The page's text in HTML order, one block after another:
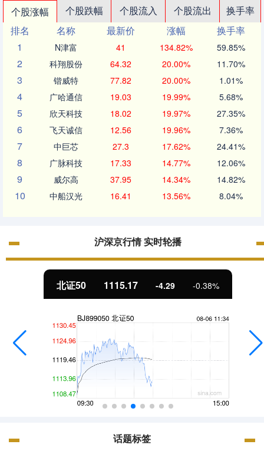
个股涨幅 个股跌幅 个股流入 个股流出
换手率
排名
名称 最新价 涨幅
换手率
1
N津富 41 134.82% 59.85%
2 科翔股份 64.32 20.00% 11.70%
3 锴威特 77.82 20.00% 1.01%
4 广哈通信 19.03 19.99% 5.68%
5 欣天科技 18.02 19.97% 27.35%
6 飞天诚信 12.56 19.96% 7.36%
7 中巨芯 27.3 17.62% 24.41%
8 广脉科技 17.33 14.77% 12.06%
9 威尔高 37.95 14.34% 14.82%
10 中船汉光 16.41 13.56% 8.04%
沪深京行情 实时轮播
北证50 1115.17 -4.29 -0.38%
话题标签